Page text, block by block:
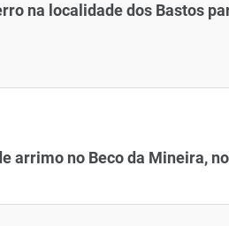
na localidade dos Bastos
arrimo no Beco da Mineira,